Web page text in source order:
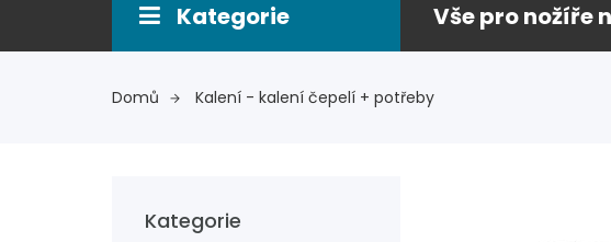
Kategorie Vše pro nožíře
Domů Kalení - kalení čepelí + potřeby
Kategorie